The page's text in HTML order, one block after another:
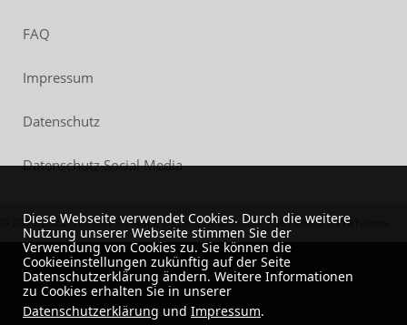
FAQ
Impressum
Datenschutz
Datenschutz Social Media
© 2018-2023, Vossloh-Schwabe Deutschland GmbH. Alle Rechte vorbehalten.
Diese Webseite verwendet Cookies. Durch die weitere
Nutzung unserer Webseite stimmen Sie der
Verwendung von Cookies zu. Sie können die
Cookieeinstellungen zukünftig auf der Seite
Datenschutzerklärung ändern. Weitere Informationen
zu Cookies erhalten Sie in unserer
Datenschutzerklärung und Impressum.